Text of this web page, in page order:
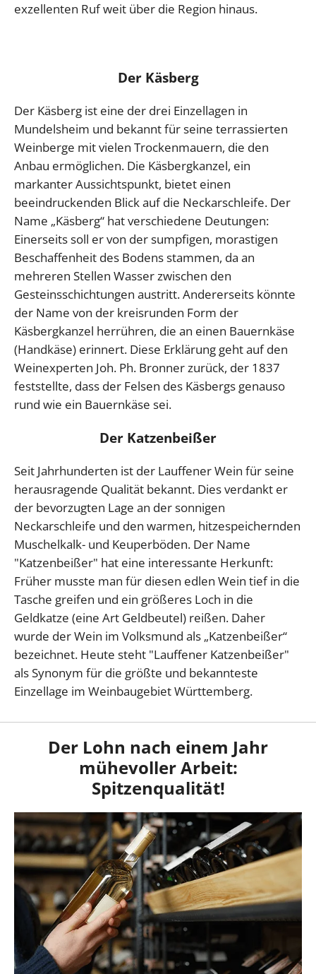
exzellenten Ruf weit über die Region hinaus.
Der Käsberg
Der Käsberg ist eine der drei Einzellagen in
Mundelsheim und bekannt für seine terrassierten
Weinberge mit vielen Trockenmauern, die den
Anbau ermöglichen. Die Käsbergkanzel, ein
markanter Aussichtspunkt, bietet einen
beeindruckenden Blick auf die Neckarschleife. Der
Name „Käsberg“ hat verschiedene Deutungen:
Einerseits soll er von der sumpfigen, morastigen
Beschaffenheit des Bodens stammen, da an
mehreren Stellen Wasser zwischen den
Gesteinsschichtungen austritt. Andererseits könnte
der Name von der kreisrunden Form der
Käsbergkanzel herrühren, die an einen Bauernkäse
(Handkäse) erinnert. Diese Erklärung geht auf den
Weinexperten Joh. Ph. Bronner zurück, der 1837
feststellte, dass der Felsen des Käsbergs genauso
rund wie ein Bauernkäse sei.
Der Katzenbeißer
Seit Jahrhunderten ist der Lauffener Wein für seine
herausragende Qualität bekannt. Dies verdankt er
der bevorzugten Lage an der sonnigen
Neckarschleife und den warmen, hitzespeichernden
Muschelkalk- und Keuperböden. Der Name
"Katzenbeißer" hat eine interessante Herkunft:
Früher musste man für diesen edlen Wein tief in die
Tasche greifen und ein größeres Loch in die
Geldkatze (eine Art Geldbeutel) reißen. Daher
wurde der Wein im Volksmund als „Katzenbeißer“
bezeichnet. Heute steht "Lauffener Katzenbeißer"
als Synonym für die größte und bekannteste
Einzellage im Weinbaugebiet Württemberg.
Der Lohn nach einem Jahr
mühevoller Arbeit:
Spitzenqualität!